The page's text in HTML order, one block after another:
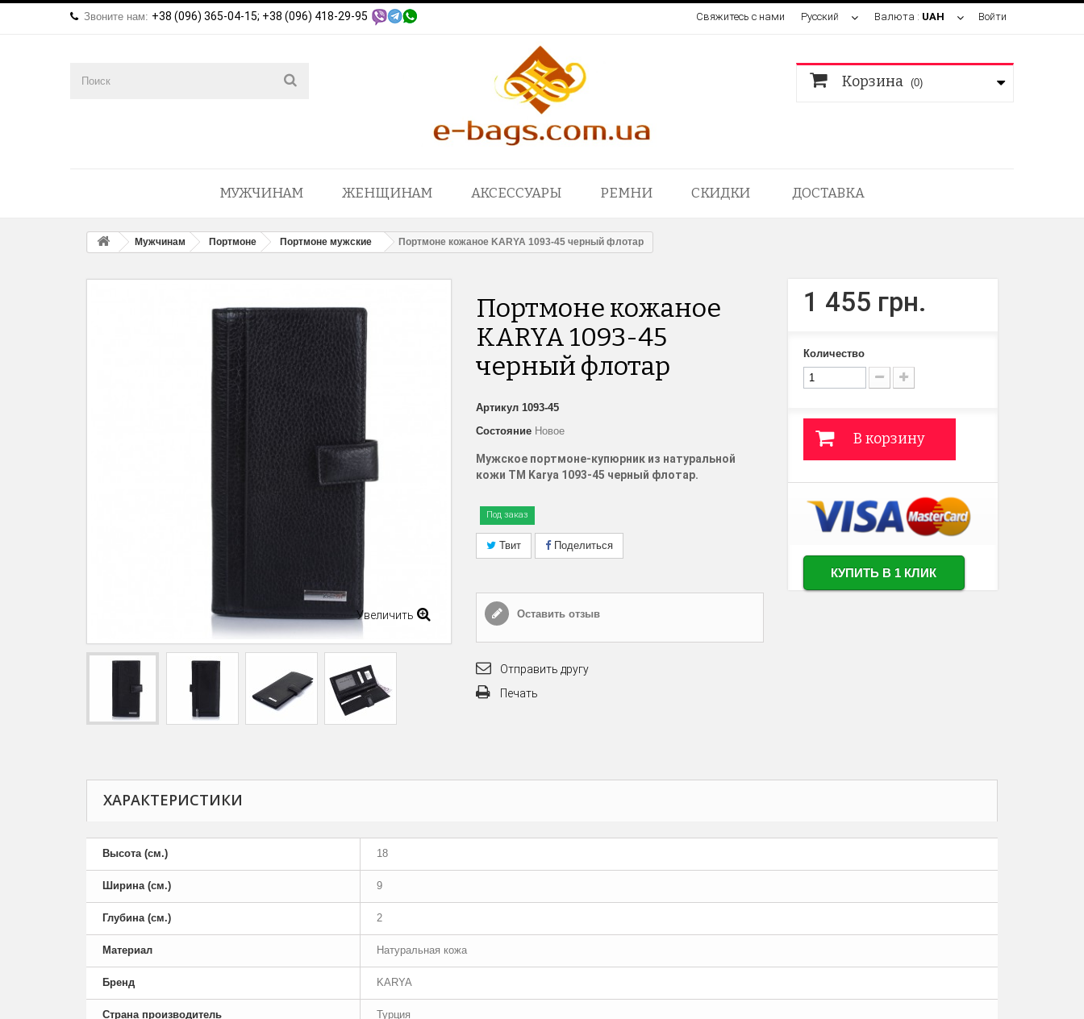
Войти
Валюта : UAH
Русский
Свяжитесь с нами
Звоните нам: +38 (096) 365-04-15; +38 (096) 418-29-95
Корзина (0)
МУЖЧИНАМ ЖЕНЩИНАМ АКСЕССУАРЫ РЕМНИ СКИДКИ ДОСТАВКА
Мужчинам Портмоне Портмоне мужские Портмоне кожаное KARYA 1093-45 черный флотар
Увеличить
Портмоне кожаное
KARYA 1093-45
черный флотар
Артикул 1093-45
Состояние Новое
Мужское портмоне-купюрник из натуральной
кожи TM Karya 1093-45 черный флотар.
Под заказ
Твит Поделиться
Оставить отзыв
Отправить другу
Печать
1 455 грн.
Количество
В корзину
КУПИТЬ В 1 КЛИК
ХАРАКТЕРИСТИКИ
Высота (см.) 18
Ширина (см.) 9
Глубина (см.) 2
Материал Натуральная кожа
Бренд KARYA
Страна производитель Турция